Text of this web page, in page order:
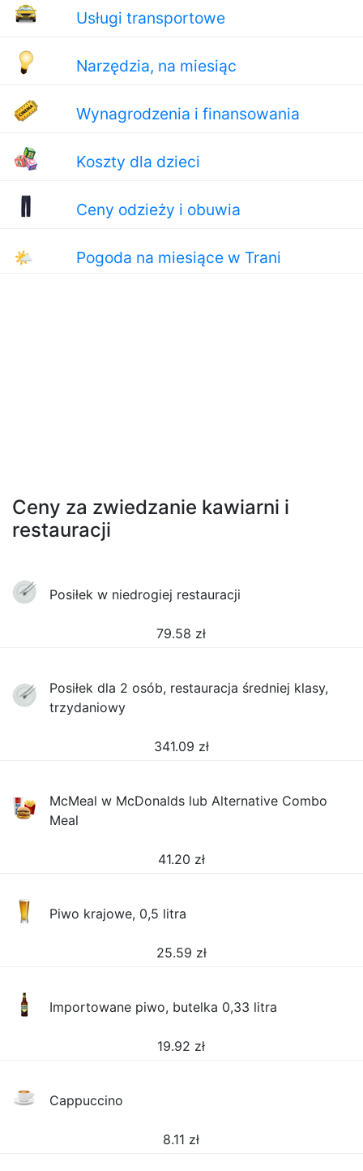
Usługi transportowe
Narzędzia, na miesiąc
Wynagrodzenia i finansowania
Koszty dla dzieci
Ceny odzieży i obuwia
🌤 Pogoda na miesiące w Trani
Ceny za zwiedzanie kawiarni i
restauracji
Posiłek w niedrogiej restauracji
79.58 zł
Posiłek dla 2 osób, restauracja średniej klasy,
trzydaniowy
341.09 zł
McMeal w McDonalds lub Alternative Combo
Meal
41.20 zł
Piwo krajowe, 0,5 litra
25.59 zł
Importowane piwo, butelka 0,33 litra
19.92 zł
Cappuccino
8.11 zł